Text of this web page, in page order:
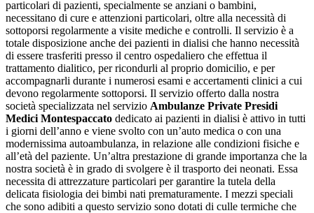
particolari di pazienti, specialmente se anziani o bambini,
necessitano di cure e attenzioni particolari, oltre alla necessità di
sottoporsi regolarmente a visite mediche e controlli. Il servizio è a
totale disposizione anche dei pazienti in dialisi che hanno necessità
di essere trasferiti presso il centro ospedaliero che effettua il
trattamento dialitico, per ricondurli al proprio domicilio, e per
accompagnarli durante i numerosi esami e accertamenti clinici a cui
devono regolarmente sottoporsi. Il servizio offerto dalla nostra
società specializzata nel servizio Ambulanze Private Presidi
Medici Montespaccato dedicato ai pazienti in dialisi è attivo in tutti
i giorni dell’anno e viene svolto con un’auto medica o con una
modernissima autoambulanza, in relazione alle condizioni fisiche e
all’età del paziente. Un’altra prestazione di grande importanza che la
nostra società è in grado di svolgere è il trasporto dei neonati. Essa
necessita di attrezzature particolari per garantire la tutela della
delicata fisiologia dei bimbi nati prematuramente. I mezzi speciali
che sono adibiti a questo servizio sono dotati di culle termiche che